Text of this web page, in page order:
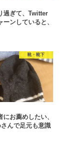
過ぎて、Twitter
ンしていると、
靴・靴下
にお薦めしたい、
んで足元も意識